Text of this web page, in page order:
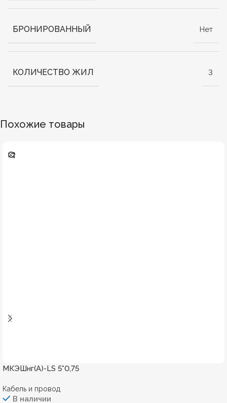
БРОНИРОВАННЫЙ Нет
КОЛИЧЕСТВО ЖИЛ 3
Похожие товары
МКЭШнг(А)-LS 5*0,75
Кабель и провод
В наличии